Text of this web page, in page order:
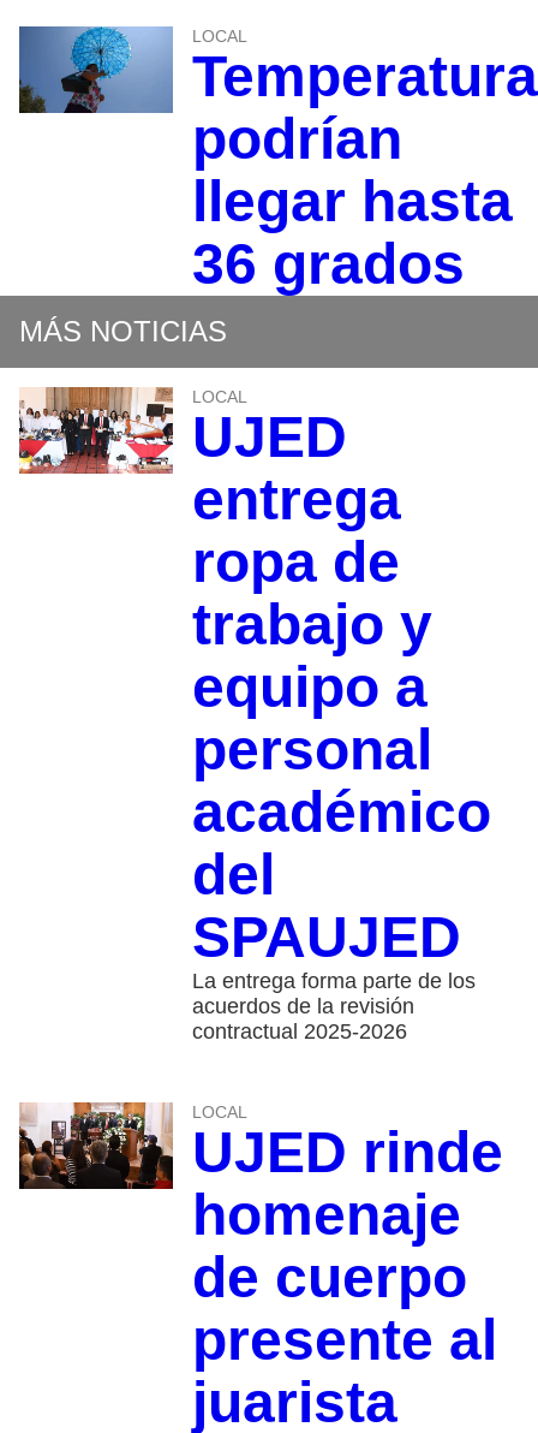
LOCAL
podrían
llegar hasta
36 grados
MÁS NOTICIAS
LOCAL
UJED
entrega
ropa de
trabajo y
equipo a
personal
académico
del
SPAUJED
La entrega forma parte de los
acuerdos de la revisión
contractual 2025-2026
LOCAL
UJED rinde
homenaje
de cuerpo
presente al
juarista